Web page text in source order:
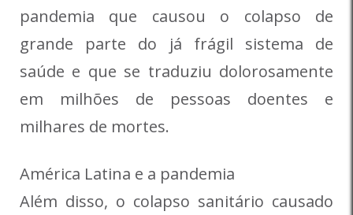
pandemia que causou o colapso de
grande parte do já frágil sistema de
saúde e que se traduziu dolorosamente
em milhões de pessoas doentes e
milhares de mortes.
América Latina e a pandemia
Além disso, o colapso sanitário causado